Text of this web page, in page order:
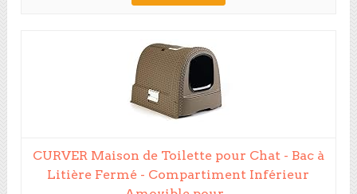
CURVER Maison de Toilette pour Chat - Bac à
Litière Fermé - Compartiment Inférieur